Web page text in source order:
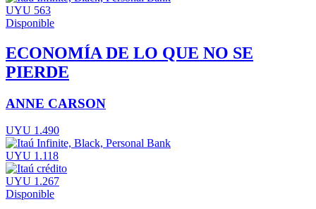
UYU 563
Disponible
ECONOMÍA DE LO QUE NO SE
PIERDE
ANNE CARSON
UYU 1.490
UYU 1.118
UYU 1.267
Disponible